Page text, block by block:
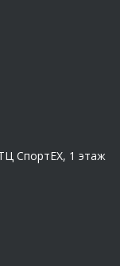
СпортEX, 1 этаж